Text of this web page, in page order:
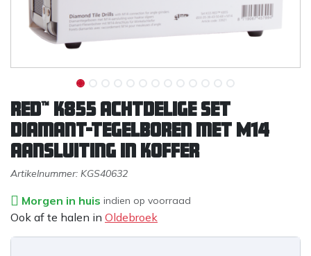
RED™ K855 achtdelige set
diamant-tegelboren met M14
aansluiting in koffer
Artikelnummer: KGS40632
Morgen in huis indien op voorraad
Ook af te halen in Oldebroek